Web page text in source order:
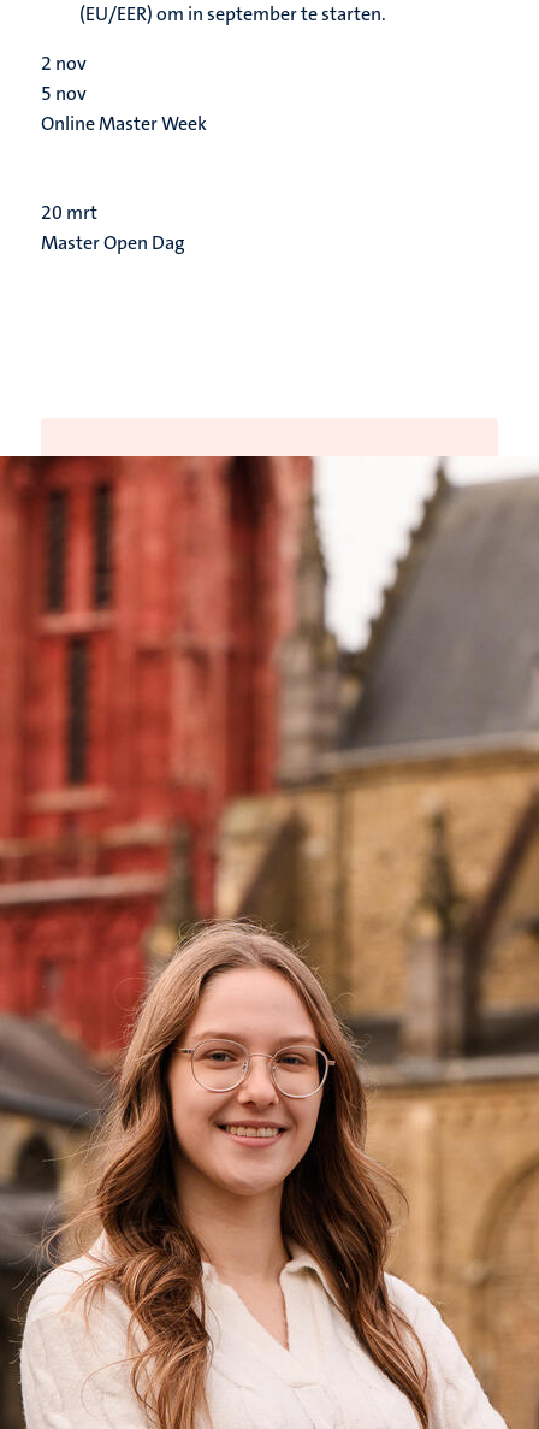
(EU/EER) om in september te starten.
2 nov
5 nov
Online Master Week
20 mrt
Master Open Dag